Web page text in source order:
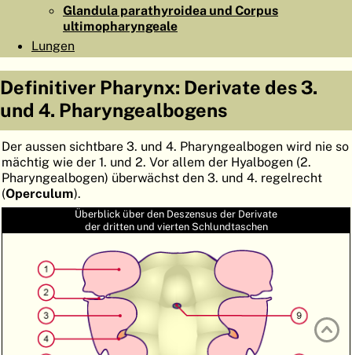
ATLASEMBRYOLOGY
SUCHEN
HILFE
FR
EN
Glandula parathyroidea und Corpus
ultimopharyngeale
Lungen
Definitiver Pharynx: Derivate des 3.
und 4. Pharyngealbogens
Der aussen sichtbare 3. und 4. Pharyngealbogen wird nie so
mächtig wie der 1. und 2. Vor allem der Hyalbogen (2.
Pharyngealbogen) überwächst den 3. und 4. regelrecht
(Operculum).
Überblick über den Deszensus der Derivate
der dritten und vierten Schlundtaschen